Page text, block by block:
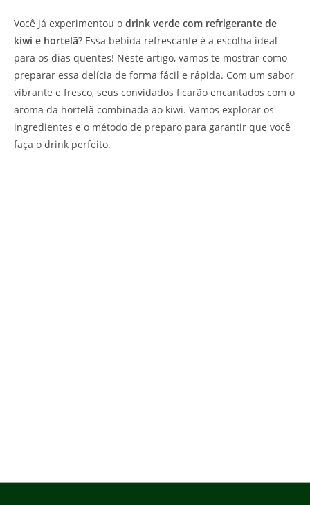
Você já experimentou o drink verde com refrigerante de
kiwi e hortelã? Essa bebida refrescante é a escolha ideal
para os dias quentes! Neste artigo, vamos te mostrar como
preparar essa delícia de forma fácil e rápida. Com um sabor
vibrante e fresco, seus convidados ficarão encantados com o
aroma da hortelã combinada ao kiwi. Vamos explorar os
ingredientes e o método de preparo para garantir que você
faça o drink perfeito.